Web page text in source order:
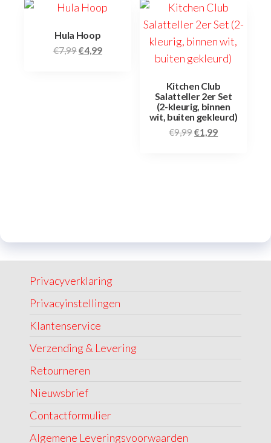
Hula Hoop
€7,99€4,99
Kitchen Club
Salatteller 2er Set
(2-kleurig, binnen
wit, buiten gekleurd)
€9,99€1,99
Privacyverklaring
Privacyinstellingen
Klantenservice
Verzending & Levering
Retourneren
Nieuwsbrief
Contactformulier
Algemene Leveringsvoorwaarden